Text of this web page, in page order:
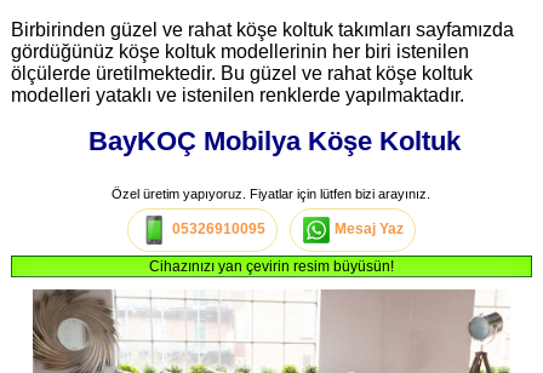
Birbirinden güzel ve rahat köşe koltuk takımları sayfamızda
gördüğünüz köşe koltuk modellerinin her biri istenilen
ölçülerde üretilmektedir. Bu güzel ve rahat köşe koltuk
modelleri yataklı ve istenilen renklerde yapılmaktadır.
BayKOÇ Mobilya Köşe Koltuk
Özel üretim yapıyoruz. Fiyatlar için lütfen bizi arayınız.
05326910095 Mesaj Yaz
Cihazınızı yan çevirin resim büyüsün!